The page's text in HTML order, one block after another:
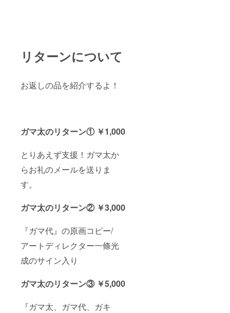
リターンについて
お返しの品を紹介するよ！
ガマ太のリターン① ￥1,000
とりあえず支援！ガマ太か
らお礼のメールを送りま
す。
ガマ太のリターン② ￥3,000
『ガマ代』の原画コピー/
アートディレクター一條光
成のサイン入り
ガマ太のリターン③ ￥5,000
『ガマ太、ガマ代、ガキ